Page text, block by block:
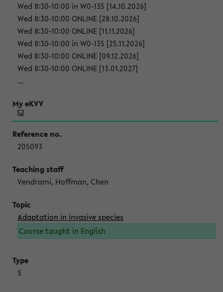
Wed 8:30-10:00 in W0-135 [14.10.2026]
Wed 8:30-10:00 ONLINE [28.10.2026]
Wed 8:30-10:00 ONLINE [11.11.2026]
Wed 8:30-10:00 in W0-135 [25.11.2026]
Wed 8:30-10:00 ONLINE [09.12.2026]
Wed 8:30-10:00 ONLINE [13.01.2027]
...
205093
Vendrami, Hoffman, Chen
Adaptation in invasive species
Course taught in English
S